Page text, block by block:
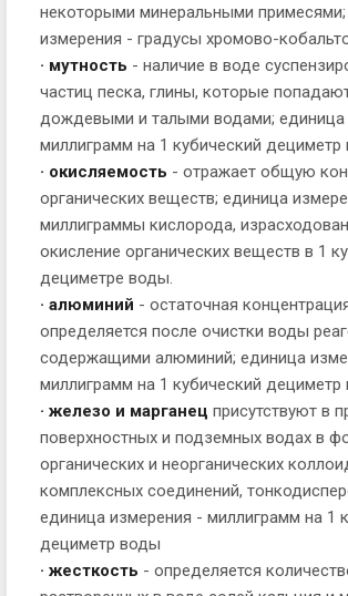
некоторыми минеральными
измерения - градусы хромово-
· мутность - наличие в воде
частиц песка, глины, которые
дождевыми и талыми водами; единица
миллиграмм на 1 кубический
· окисляемость - отражает общую
органических веществ; единица
миллиграммы кислорода,
окисление органических веществ в 1
дециметре воды.
· алюминий - остаточная
определяется после очистки воды
содержащими алюминий; единица
миллиграмм на 1 кубический
· железо и марганец присутствуют в
поверхностных и подземных водах в
органических и неорганических
комплексных соединений,
единица измерения - миллиграмм на 1
дециметр воды
· жесткость - определяется